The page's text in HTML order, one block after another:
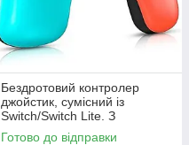
Бездротовий контролер
джойстик, сумісний із
Switch/Switch Lite. З
регульованою вібрацією
Готово до відправки